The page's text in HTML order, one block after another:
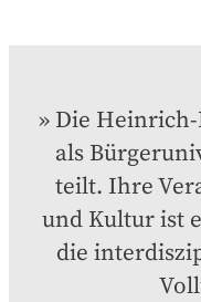
Die
als
teilt. Ihre
und Kultur ist
die